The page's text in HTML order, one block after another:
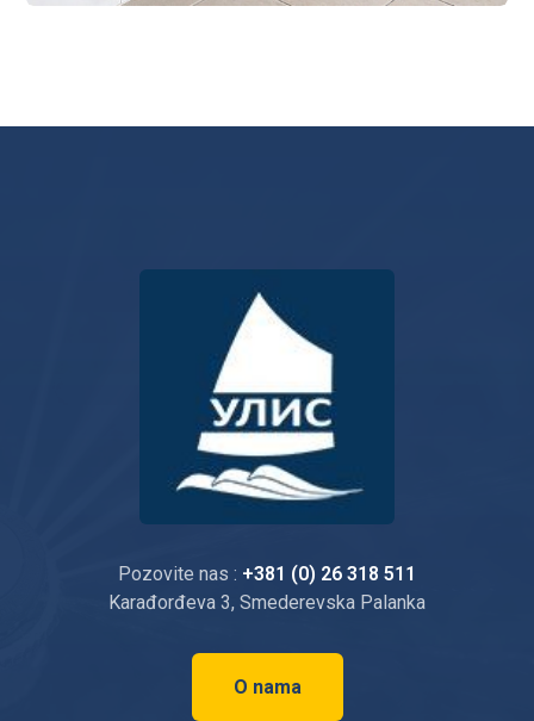
Pozovite nas : +381 (0) 26 318 511
Karađorđeva 3, Smederevska Palanka
O nama